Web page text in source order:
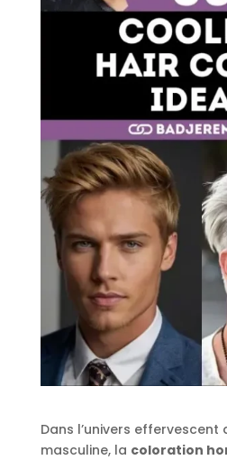
Dans l’univers effervescent
masculine, la coloration